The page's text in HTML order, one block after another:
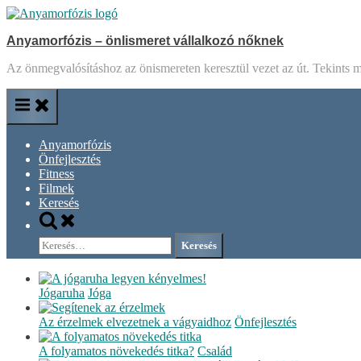
Skip
content
Anyamorfózis – önlismeret vállalkozó nőknek
Az önmegvalósításhoz az önismereten keresztül vezet az út. Tekints
Anyamorfózis
Önfejlesztés
Fitness
Filmek
Keresés
Toggle
search
form
Keresés:
Jógaruha Jóga
Az érzelmek elvezetnek a vágyaidhoz Önfejlesztés
A folyamatos növekedés titka? Család